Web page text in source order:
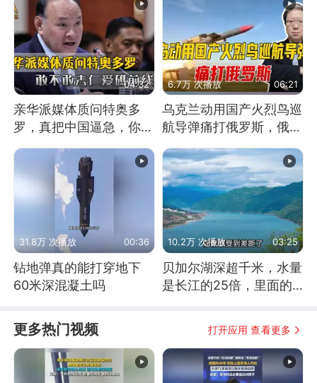
04:32
亲华派媒体质问特奥多
罗，真把中国逼急，你敢
6.7万 次播放 06:21
乌克兰动用国产火烈鸟巡
航导弹痛打俄罗斯，俄军
31.8万 次播放 00:36
钻地弹真的能打穿地下
60米深混凝土吗
10.2万 次播放 03:25
贝加尔湖深超千米，水量
是长江的25倍，里面的
更多热门视频 打开应用 查看更多